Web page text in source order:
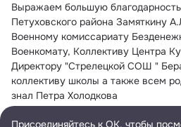
Выражаем большую
Петуховского района Замяткину
Военному комиссариату
Военкомату, Коллективу Центра
Директору "Стрелецкой СОШ "
коллективу школы а также всем
знал Петра Холодкова
Который пал в бою, защищая
Дополнительная
колонка
Все С друзьями Игры и
Присоединяйтесь к ОК, чтобы